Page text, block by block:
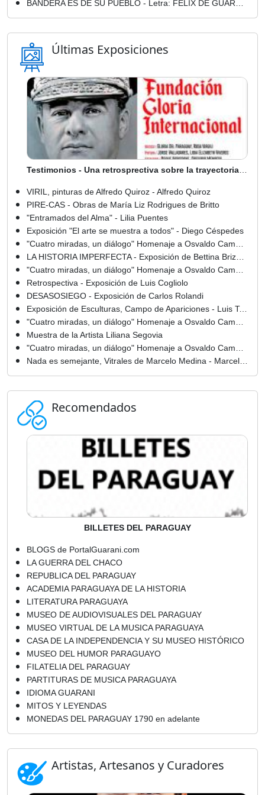
Últimas Exposiciones
VIRIL, pinturas de Alfredo Quiroz - Alfredo Quiroz
PIRE-CAS - Obras de María Liz Rodrigues de Britto
"Entramados del Alma" - Lilia Puentes
Exposición "El arte se muestra a todos" - Diego Céspedes
Retrospectiva - Exposición de Luis Cogliolo
DESASOSIEGO - Exposición de Carlos Rolandi
Exposición de Esculturas, Campo de Apariciones - Luis Torres
Muestra de la Artista Liliana Segovia
Recomendados
BILLETES DEL PARAGUAY
BLOGS de PortalGuarani.com
LA GUERRA DEL CHACO
REPUBLICA DEL PARAGUAY
ACADEMIA PARAGUAYA DE LA HISTORIA
LITERATURA PARAGUAYA
MUSEO DE AUDIOVISUALES DEL PARAGUAY
MUSEO VIRTUAL DE LA MUSICA PARAGUAYA
CASA DE LA INDEPENDENCIA Y SU MUSEO HISTÓRICO
MUSEO DEL HUMOR PARAGUAYO
FILATELIA DEL PARAGUAY
PARTITURAS DE MUSICA PARAGUAYA
IDIOMA GUARANI
MITOS Y LEYENDAS
MONEDAS DEL PARAGUAY 1790 en adelante
Artistas, Artesanos y Curadores